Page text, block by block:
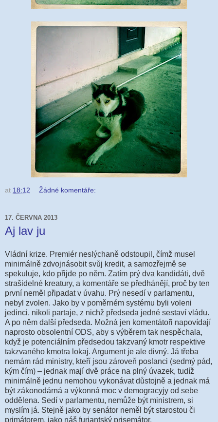
at 18:12 Žádné komentáře:
17. ČERVNA 2013
Aj lav ju
Vládní krize. Premiér neslýchaně odstoupil, čímž musel
minimálně zdvojnásobit svůj kredit, a samozřejmě se
spekuluje, kdo přijde po něm. Zatím prý dva kandidáti, dvě
strašidelné kreatury, a komentáře se předhánějí, proč by ten
první neměl připadat v úvahu. Prý nesedí v parlamentu,
nebyl zvolen. Jako by v poměrném systému byli voleni
jedinci, nikoli partaje, z nichž předseda jedné sestaví vládu.
A po něm další předseda. Možná jen komentátoři napovídají
naprosto obsolentní ODS, aby s výběrem tak nespěchala,
když je potenciálním předsedou takzvaný kmotr respektive
takzvaného kmotra lokaj. Argument je ale divný. Já třeba
nemám rád ministry, kteří jsou zároveň poslanci (sedmý pád,
kým čím) – jednak mají dvě práce na plný úvazek, tudíž
minimálně jednu nemohou vykonávat důstojně a jednak má
být zákonodárná a výkonná moc v demogracyjy od sebe
oddělena. Sedí v parlamentu, nemůže být ministrem, si
myslím já. Stejně jako by senátor neměl být starostou či
primátorem, jako náš furiantský prisemátor.